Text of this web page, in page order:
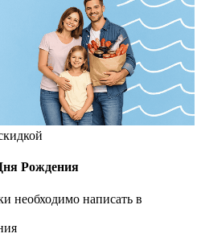
Рождения
необходимо написать в